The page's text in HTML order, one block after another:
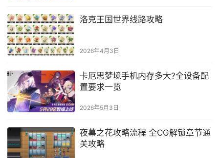
洛克王国世界线路攻略
2026年4月3日
卡厄思梦境手机内存多大?全设备配
置要求一览
2026年5月3日
夜幕之花攻略流程 全CG解锁章节通
关攻略